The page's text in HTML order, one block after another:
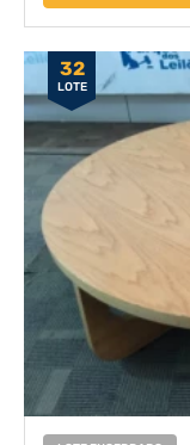
32
LOTE